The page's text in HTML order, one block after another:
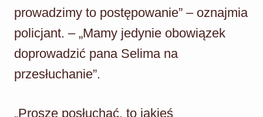
prowadzimy to postępowanie” – oznajmia
policjant. – „Mamy jedynie obowiązek
doprowadzić pana Selima na
przesłuchanie”.
„Proszę posłuchać, to jakieś